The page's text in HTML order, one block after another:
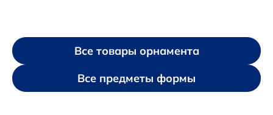
Все товары орнамента
Все предметы формы